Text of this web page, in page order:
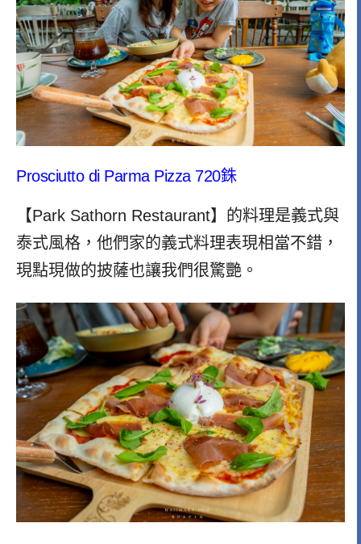
Prosciutto di Parma Pizza 720銖
【Park Sathorn Restaurant】的料理是義式與
泰式風格，他們家的義式料理表現相當不錯，
現點現做的披薩也讓我們很驚艷。